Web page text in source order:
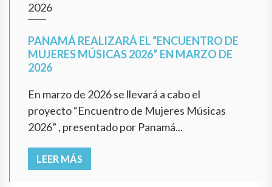
2026
PANAMÁ REALIZARÁ EL “ENCUENTRO DE
MUJERES MÚSICAS 2026” EN MARZO DE
2026
En marzo de 2026 se llevará a cabo el
proyecto “Encuentro de Mujeres Músicas
2026” , presentado por Panamá...
LEER MÁS